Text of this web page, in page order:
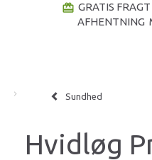
redeem GRATIS
AFHENTNING
Sundhed
Hvidløg